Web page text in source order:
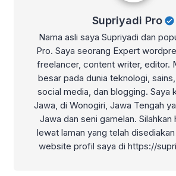
Supriyadi Pro
Nama asli saya Supriyadi dan
Pro. Saya seorang Expert
freelancer, content writer, editor.
besar pada dunia teknologi,
social media, dan blogging. Saya
Jawa, di Wonogiri, Jawa Tengah
Jawa dan seni gamelan. Silahkan
lewat laman yang telah
website profil saya di https://